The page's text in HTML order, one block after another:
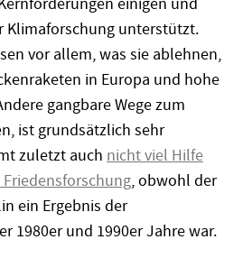
Klimaforschung unterstützt.
vor allem, was sie ablehnen,
in Europa und hohe
gangbare Wege zum
ist grundsätzlich sehr
zuletzt auch nicht viel Hilfe
, obwohl der
ein Ergebnis der
1980er und 1990er Jahre war.